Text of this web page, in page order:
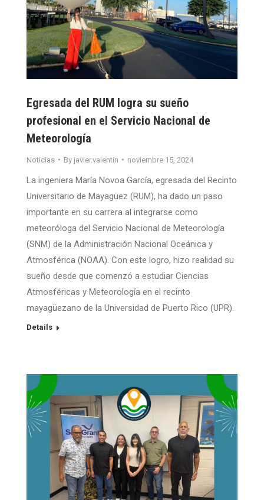
Egresada del RUM logra su sueño
profesional en el Servicio Nacional de
Meteorología
Noticias By javier.valentin noviembre 15, 2024
La ingeniera María Novoa García, egresada del Recinto
Universitario de Mayagüez (RUM), ha dado un paso
importante en su carrera al integrarse como
meteoróloga del Servicio Nacional de Meteorología
(SNM) de la Administración Nacional Oceánica y
Atmosférica (NOAA). Con este logro, hizo realidad su
sueño desde que comenzó a estudiar Ciencias
Atmosféricas y Meteorología en el recinto
mayagüezano de la Universidad de Puerto Rico (UPR).
Details